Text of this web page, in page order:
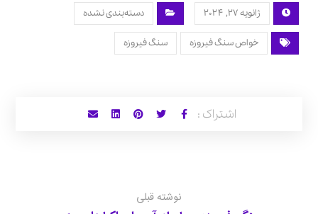
ژانویه 27, 2024 دسته‌بندی نشده
خواص سنگ فیروزه سنگ فیروزه
نوشته قبلی